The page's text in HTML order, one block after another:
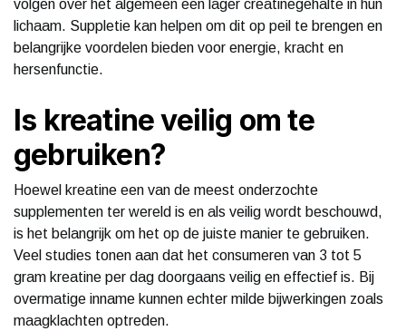
volgen over het algemeen een lager creatinegehalte in hun
lichaam. Suppletie kan helpen om dit op peil te brengen en
belangrijke voordelen bieden voor energie, kracht en
hersenfunctie.
Is kreatine veilig om te
gebruiken?
Hoewel kreatine een van de meest onderzochte
supplementen ter wereld is en als veilig wordt beschouwd,
is het belangrijk om het op de juiste manier te gebruiken.
Veel studies tonen aan dat het consumeren van 3 tot 5
gram kreatine per dag doorgaans veilig en effectief is. Bij
overmatige inname kunnen echter milde bijwerkingen zoals
maagklachten optreden.